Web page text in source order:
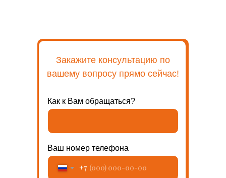
Закажите консультацию по
вашему вопросу прямо сейчас!
Как к Вам обращаться?
Ваш номер телефона
+7